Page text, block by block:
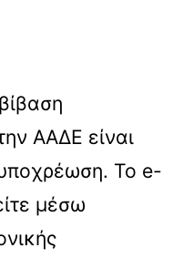
ΑΑΔΕ είναι
Το e-
μέσω